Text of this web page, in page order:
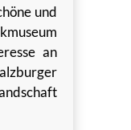
und
an